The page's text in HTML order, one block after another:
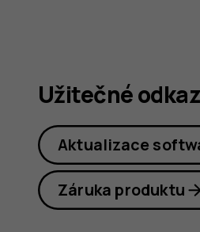
Užitečné
Aktualizace
Záruka produktu